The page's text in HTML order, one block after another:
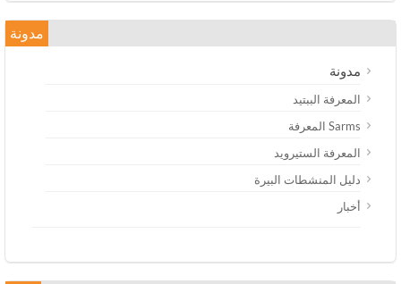
مدونة
مدونة
المعرفة الببتيد
Sarms المعرفة
المعرفة الستيرويد
دليل المنشطات البيرة
أخبار